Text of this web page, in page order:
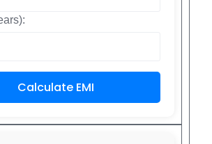
Calculate EMI